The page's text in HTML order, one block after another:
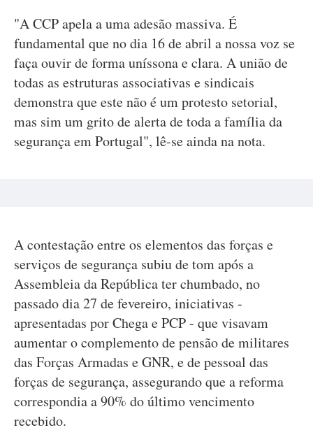
"A CCP apela a uma adesão massiva. É
fundamental que no dia 16 de abril a nossa voz se
faça ouvir de forma uníssona e clara. A união de
todas as estruturas associativas e sindicais
demonstra que este não é um protesto setorial,
mas sim um grito de alerta de toda a família da
segurança em Portugal", lê-se ainda na nota.
A contestação entre os elementos das forças e
serviços de segurança subiu de tom após a
Assembleia da República ter chumbado, no
passado dia 27 de fevereiro, iniciativas -
apresentadas por Chega e PCP - que visavam
aumentar o complemento de pensão de militares
das Forças Armadas e GNR, e de pessoal das
forças de segurança, assegurando que a reforma
correspondia a 90% do último vencimento
recebido.